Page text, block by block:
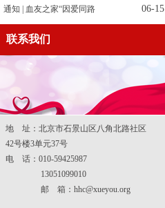
通知 | 血友之家“因爱同路 06-15
联系我们
地 址：北京市石景山区八角北路社区
42号楼3单元37号
电 话：010-59425987
13051099010
邮 箱：hhc@xueyou.org